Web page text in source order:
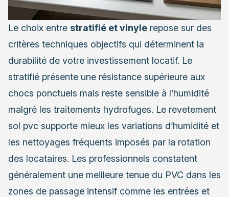
Le choix entre stratifié et vinyle repose sur des
critères techniques objectifs qui déterminent la
durabilité de votre investissement locatif. Le
stratifié présente une résistance supérieure aux
chocs ponctuels mais reste sensible à l’humidité
malgré les traitements hydrofuges. Le revetement
sol pvc supporte mieux les variations d’humidité et
les nettoyages fréquents imposés par la rotation
des locataires. Les professionnels constatent
généralement une meilleure tenue du PVC dans les
zones de passage intensif comme les entrées et